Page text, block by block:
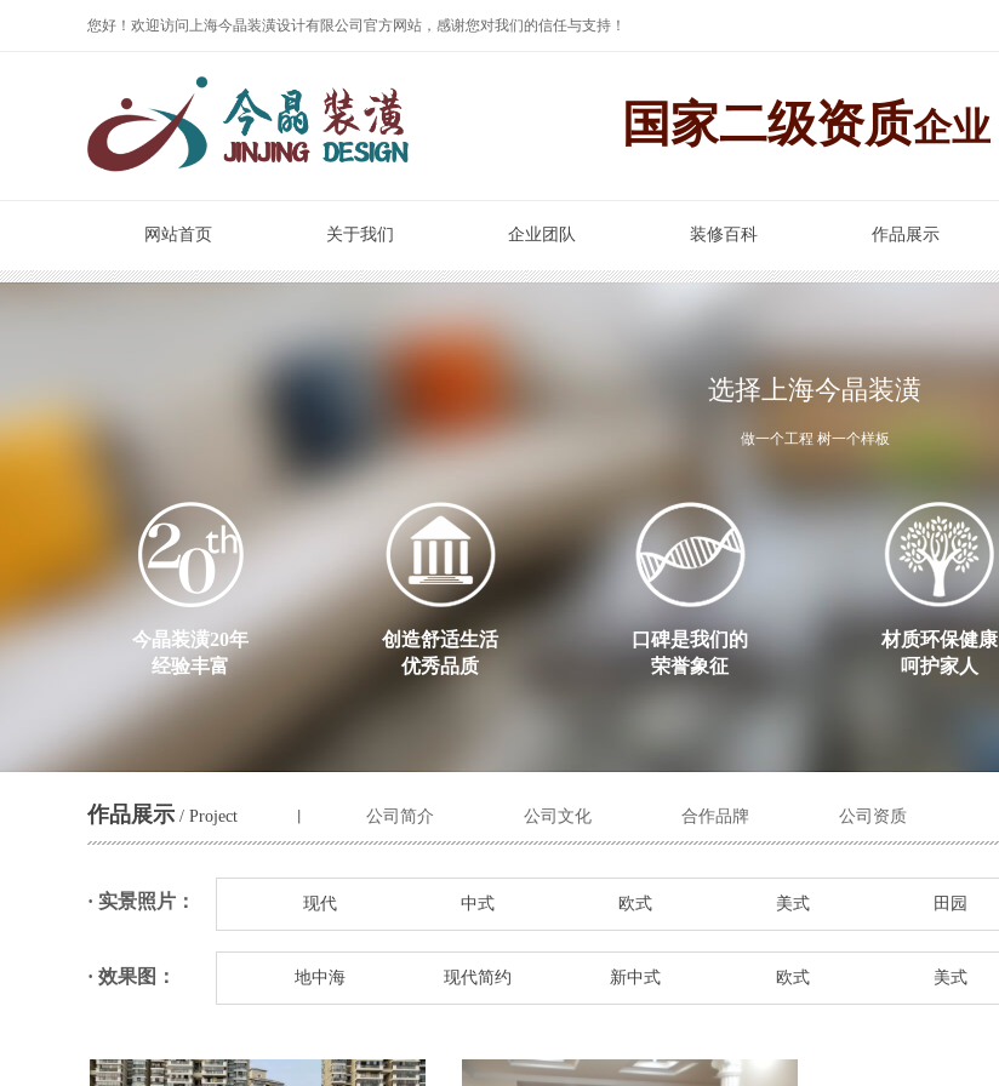
您好！欢迎访问上海今晶装潢设计有限公司官方网站，感谢您对我们的信任与支持！
国家二级资质企业
网站首页 关于我们 企业团队 装修百科 作品展示
选择上海今晶装潢
做一个工程 树一个样板
今晶装潢20年
经验丰富
材质环保健康
呵护家人
口碑是我们的
荣誉象征
创造舒适生活
优秀品质
公司简介 公司文化 合作品牌 公司资质
作品展示 / Project
现代 中式 欧式 美式 田园
· 实景照片：
地中海 现代简约 新中式 欧式 美式
· 效果图：